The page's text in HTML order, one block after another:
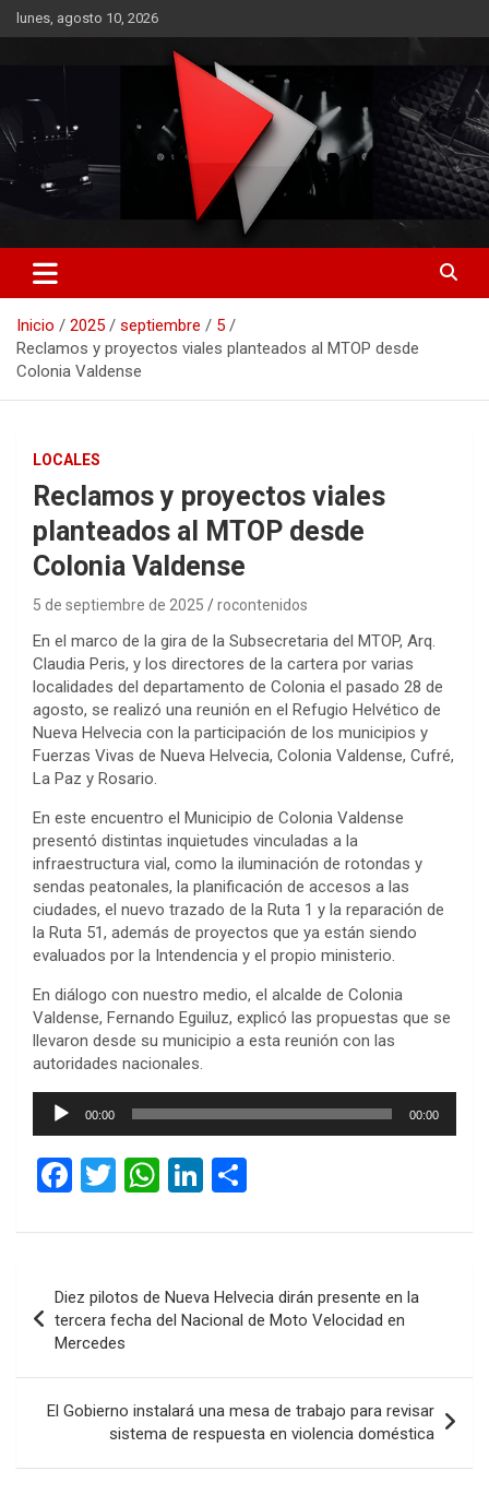
Saltar
al
lunes, agosto 10, 2026
RO CONTENIDOS
Inicio 2025 septiembre
5
Reclamos y proyectos viales planteados al MTOP desde
Colonia Valdense
LOCALES
Reclamos y proyectos viales
planteados al MTOP desde
Colonia Valdense
5 de septiembre de 2025 rocontenidos
En el marco de la gira de la Subsecretaria del MTOP, Arq.
Claudia Peris, y los directores de la cartera por varias
localidades del departamento de Colonia el pasado 28 de
agosto, se realizó una reunión en el Refugio Helvético de
Nueva Helvecia con la participación de los municipios y
Fuerzas Vivas de Nueva Helvecia, Colonia Valdense, Cufré,
La Paz y Rosario.
En este encuentro el Municipio de Colonia Valdense
presentó distintas inquietudes vinculadas a la
infraestructura vial, como la iluminación de rotondas y
sendas peatonales, la planificación de accesos a las
ciudades, el nuevo trazado de la Ruta 1 y la reparación de
la Ruta 51, además de proyectos que ya están siendo
evaluados por la Intendencia y el propio ministerio.
En diálogo con nuestro medio, el alcalde de Colonia
Valdense, Fernando Eguiluz, explicó las propuestas que se
llevaron desde su municipio a esta reunión con las
autoridades nacionales.
Reproductor
00:00 00:00
F
ce
o
o
k
T
tt
W
at
A
p
Li
ke
n
m
ar
de
entradas
Diez pilotos de Nueva Helvecia dirán presente en la
tercera fecha del Nacional de Moto Velocidad en
Mercedes
El Gobierno instalará una mesa de trabajo para revisar
sistema de respuesta en violencia doméstica